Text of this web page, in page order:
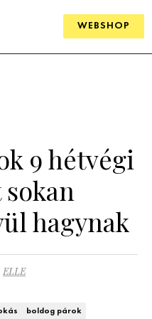
WEBSHOP
9 hétvégi
hagynak
ELLE
boldog párok